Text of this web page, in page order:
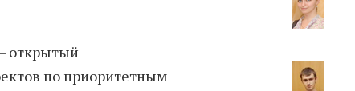
открытый
по приоритетным